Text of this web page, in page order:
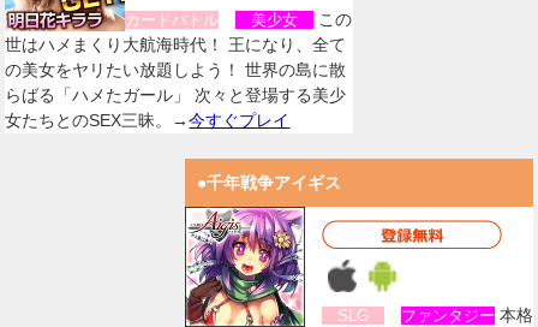
カードバトル 美少女
この
世はハメまくり大航海時代！ 王になり、全て
の美女をヤリたい放題しよう！ 世界の島に散
らばる「ハメたガール」 次々と登場する美少
女たちとのSEX三昧。→今すぐプレイ
●千年戦争アイギス
SLG ファンタジー 本格